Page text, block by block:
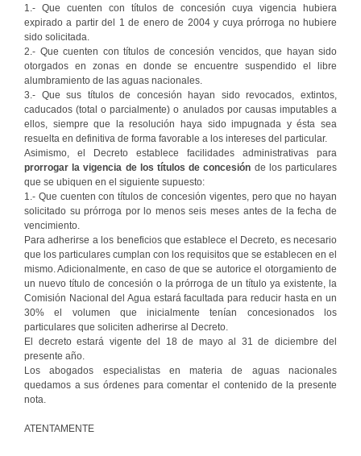
1.- Que cuenten con títulos de concesión cuya vigencia hubiera
expirado a partir del 1 de enero de 2004 y cuya prórroga no hubiere
sido solicitada.
2.- Que cuenten con títulos de concesión vencidos, que hayan sido
otorgados en zonas en donde se encuentre suspendido el libre
alumbramiento de las aguas nacionales.
3.- Que sus títulos de concesión hayan sido revocados, extintos,
caducados (total o parcialmente) o anulados por causas imputables a
ellos, siempre que la resolución haya sido impugnada y ésta sea
resuelta en definitiva de forma favorable a los intereses del particular.
Asimismo, el Decreto establece facilidades administrativas para
prorrogar la vigencia de los títulos de concesión de los particulares
que se ubiquen en el siguiente supuesto:
1.- Que cuenten con títulos de concesión vigentes, pero que no hayan
solicitado su prórroga por lo menos seis meses antes de la fecha de
vencimiento.
Para adherirse a los beneficios que establece el Decreto, es necesario
que los particulares cumplan con los requisitos que se establecen en el
mismo. Adicionalmente, en caso de que se autorice el otorgamiento de
un nuevo título de concesión o la prórroga de un título ya existente, la
Comisión Nacional del Agua estará facultada para reducir hasta en un
30% el volumen que inicialmente tenían concesionados los
particulares que soliciten adherirse al Decreto.
El decreto estará vigente del 18 de mayo al 31 de diciembre del
presente año.
Los abogados especialistas en materia de aguas nacionales
quedamos a sus órdenes para comentar el contenido de la presente
nota.
ATENTAMENTE